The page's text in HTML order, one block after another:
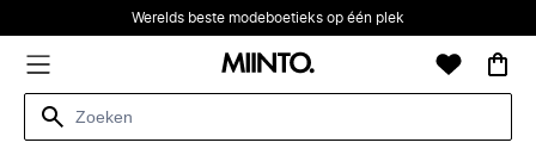
Werelds beste modeboetieks op één plek